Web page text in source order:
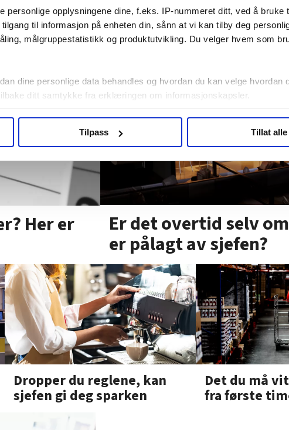
personlige opplysningene dine, f.eks. IP-nummeret ditt, ved å bruke
til informasjon på enheten din, sånn at vi kan tilby deg
målgruppestatistikk og produktutvikling. Du velger hvem som
dine personlige data behandles og hvordan du kan velge hvordan
ditt samtykke fra erklæringen om informasjonskapsler.
vi tilby relevant innhold, tilpassede annonser og utarbeide statistikk.
lengre ned på denne siden.
Tilpass Tillat alle
Her er Er det overtid selv
er pålagt av sjefen?
Dropper du reglene, kan
sjefen gi deg sparken
Det du må
fra første